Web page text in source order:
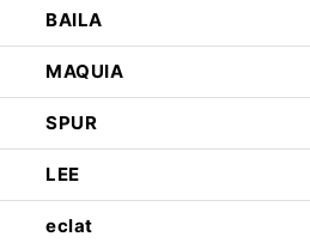
BAILA
MAQUIA
SPUR
LEE
eclat